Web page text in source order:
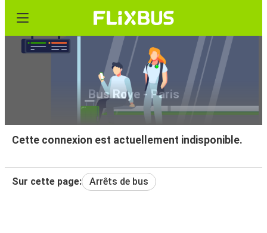
Bus Roye - Paris
Cette connexion est actuellement indisponible.
Sur cette page: Arrêts de bus